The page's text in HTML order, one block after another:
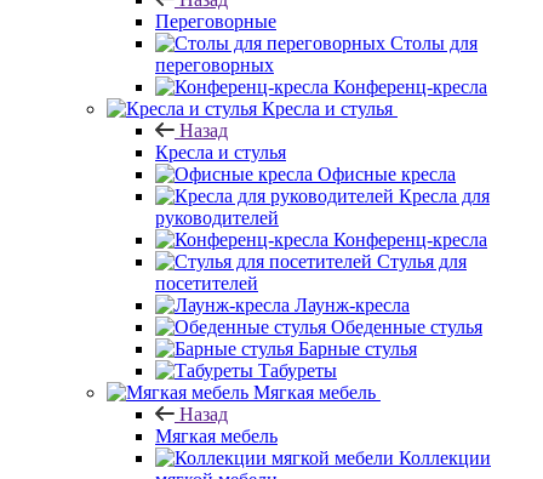
Переговорные
Столы для
переговорных
Конференц-кресла
Кресла и стулья
Назад
Кресла и стулья
Офисные кресла
Кресла для
руководителей
Конференц-кресла
Стулья для
посетителей
Лаунж-кресла
Обеденные стулья
Барные стулья
Табуреты
Мягкая мебель
Назад
Мягкая мебель
Коллекции